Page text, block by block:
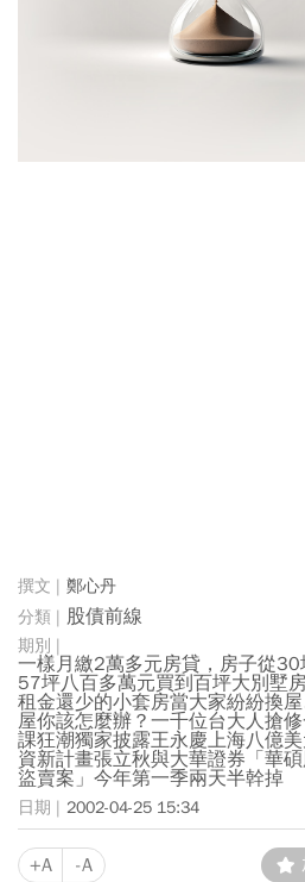
鄭心丹
股債前線
一樣月繳2萬多元房貸，房子從30
57坪八百多萬元買到百坪大別墅
租金還少的小套房當大家紛紛換
屋你該怎麼辦？一千位台大人搶
課狂潮獨家披露王永慶上海八億
資新計畫張立秋與大華證券「華
盜賣案」今年第一季兩天半幹掉
2002-04-25 15:34
+A -A